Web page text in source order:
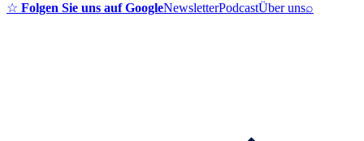
☆ Folgen Sie uns auf GoogleNewsletterPodcastÜber uns⌕